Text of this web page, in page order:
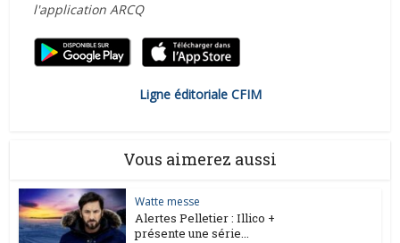
l'application ARCQ
Ligne éditoriale CFIM
Vous aimerez aussi
Watte messe
Alertes Pelletier : Illico +
présente une série...